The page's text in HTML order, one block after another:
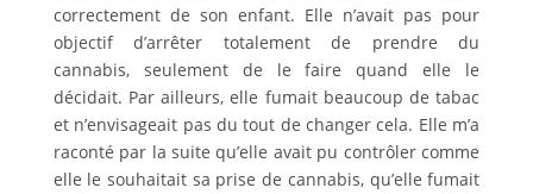
correctement de son enfant. Elle n’avait pas pour
objectif d’arrêter totalement de prendre du
cannabis, seulement de le faire quand elle le
décidait. Par ailleurs, elle fumait beaucoup de tabac
et n’envisageait pas du tout de changer cela. Elle m’a
raconté par la suite qu’elle avait pu contrôler comme
elle le souhaitait sa prise de cannabis, qu’elle fumait